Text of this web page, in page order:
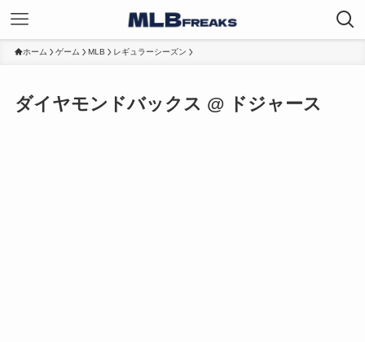
ホーム ゲーム MLB レギュラーシーズン
ダイヤモンドバックス @ ドジャース